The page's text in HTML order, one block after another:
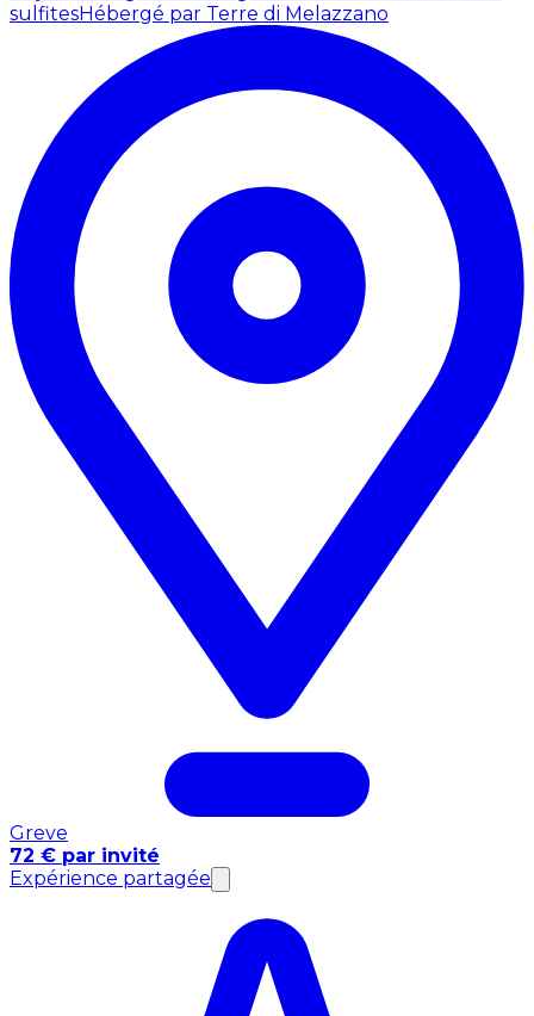
sulfitesHébergé par Terre di Melazzano
Greve
72 € par invité
Expérience partagée